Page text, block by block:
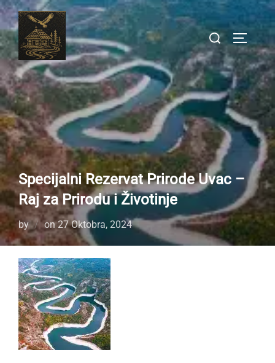
Skip
to
content
Search
for:
Specijalni Rezervat Prirode Uvac –
Raj za Prirodu i Životinje
by onPosted
on
27 Oktobra, 2024